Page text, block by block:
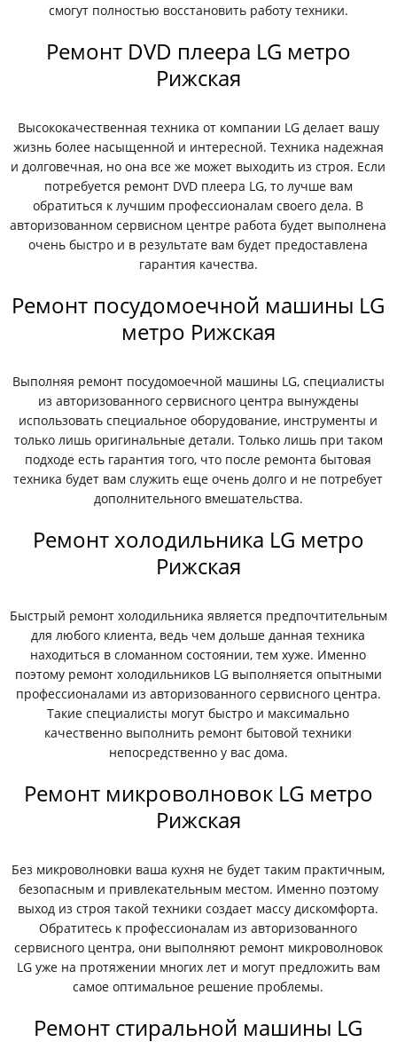
смогут полностью восстановить работу техники.
Ремонт DVD плеера LG метро
Рижская
Высококачественная техника от компании LG делает вашу
жизнь более насыщенной и интересной. Техника надежная
и долговечная, но она все же может выходить из строя. Если
потребуется ремонт DVD плеера LG, то лучше вам
обратиться к лучшим профессионалам своего дела. В
авторизованном сервисном центре работа будет выполнена
очень быстро и в результате вам будет предоставлена
гарантия качества.
Ремонт посудомоечной машины LG
метро Рижская
Выполняя ремонт посудомоечной машины LG, специалисты
из авторизованного сервисного центра вынуждены
использовать специальное оборудование, инструменты и
только лишь оригинальные детали. Только лишь при таком
подходе есть гарантия того, что после ремонта бытовая
техника будет вам служить еще очень долго и не потребует
дополнительного вмешательства.
Ремонт холодильника LG метро
Рижская
Быстрый ремонт холодильника является предпочтительным
для любого клиента, ведь чем дольше данная техника
находиться в сломанном состоянии, тем хуже. Именно
поэтому ремонт холодильников LG выполняется опытными
профессионалами из авторизованного сервисного центра.
Такие специалисты могут быстро и максимально
качественно выполнить ремонт бытовой техники
непосредственно у вас дома.
Ремонт микроволновок LG метро
Рижская
Без микроволновки ваша кухня не будет таким практичным,
безопасным и привлекательным местом. Именно поэтому
выход из строя такой техники создает массу дискомфорта.
Обратитесь к профессионалам из авторизованного
сервисного центра, они выполняют ремонт микроволновок
LG уже на протяжении многих лет и могут предложить вам
самое оптимальное решение проблемы.
Ремонт стиральной машины LG